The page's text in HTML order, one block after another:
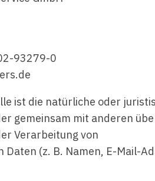
93279-0
ist die natürliche oder
gemeinsam mit anderen
Verarbeitung von
Daten (z. B. Namen, E-Mail-